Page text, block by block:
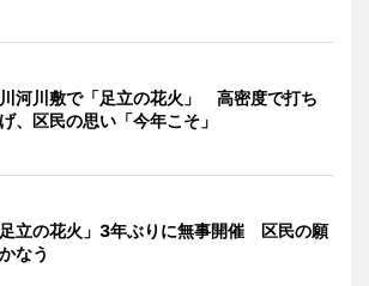
河川敷で「足立の花火」 高密度で打ち
げ、区民の思い「今年こそ」
足立の花火」3年ぶりに無事開催 区民の願
なう